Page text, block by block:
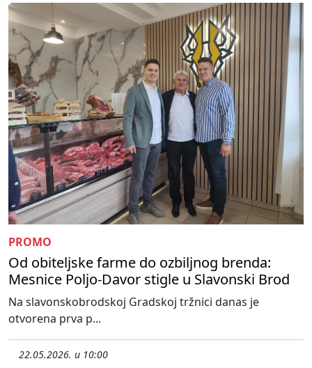
PROMO
Od obiteljske farme do ozbiljnog brenda:
Mesnice Poljo-Davor stigle u Slavonski Brod
Na slavonskobrodskoj Gradskoj tržnici danas je
otvorena prva p...
22.05.2026. u 10:00